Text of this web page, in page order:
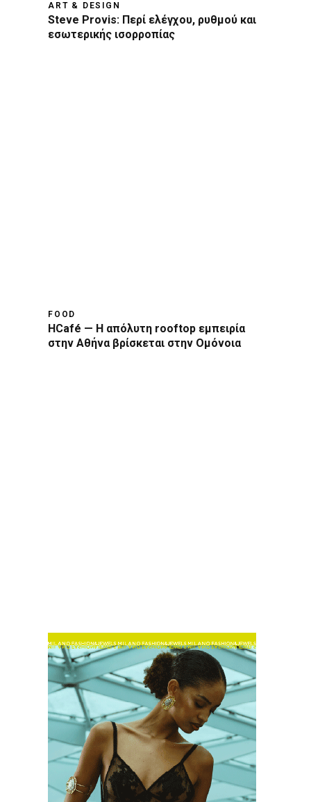
ART & DESIGN
Steve Provis: Περί ελέγχου, ρυθμού και
εσωτερικής ισορροπίας
FOOD
HCafé — Η απόλυτη rooftop εμπειρία
στην Αθήνα βρίσκεται στην Ομόνοια